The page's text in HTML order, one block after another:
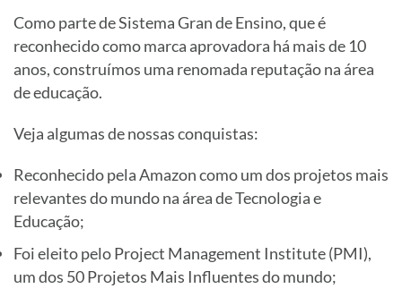
Como parte de Sistema Gran de Ensino, que é
reconhecido como marca aprovadora há mais de 10
anos, construímos uma renomada reputação na área
de educação.
Veja algumas de nossas conquistas:
Reconhecido pela Amazon como um dos projetos mais
relevantes do mundo na área de Tecnologia e
Educação;
Foi eleito pelo Project Management Institute (PMI),
um dos 50 Projetos Mais Influentes do mundo;